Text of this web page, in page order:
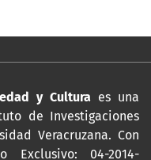
y Cultura es una
de Investigaciones
Veracruzana. Con
Exclusivo: 04-2014-